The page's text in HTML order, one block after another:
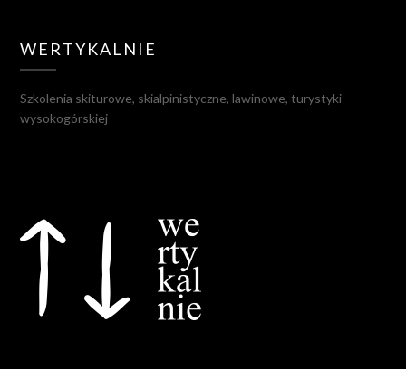
WERTYKALNIE
Szkolenia skiturowe, skialpinistyczne, lawinowe, turystyki
wysokogórskiej